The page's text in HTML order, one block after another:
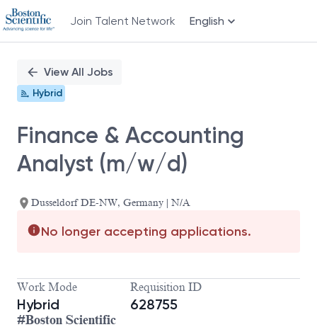
Join Talent Network English
PositionView All Jobs
Hybrid
Finance & Accounting
Analyst (m/w/d)
Dusseldorf DE-NW, Germany | N/A
No longer accepting applications.
Work Mode
Hybrid
Requisition ID
628755
#Boston Scientific